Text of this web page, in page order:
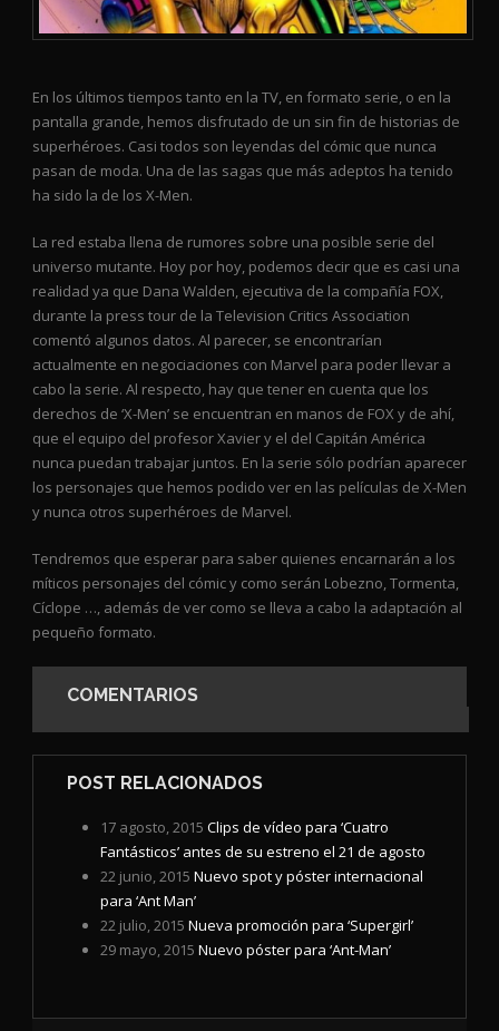
En los últimos tiempos tanto en la TV, en formato serie, o en la
pantalla grande, hemos disfrutado de un sin fin de historias de
superhéroes. Casi todos son leyendas del cómic que nunca
pasan de moda. Una de las sagas que más adeptos ha tenido
ha sido la de los X-Men.
La red estaba llena de rumores sobre una posible serie del
universo mutante. Hoy por hoy, podemos decir que es casi una
realidad ya que Dana Walden, ejecutiva de la compañía FOX,
durante la press tour de la Television Critics Association
comentó algunos datos. Al parecer, se encontrarían
actualmente en negociaciones con Marvel para poder llevar a
cabo la serie. Al respecto, hay que tener en cuenta que los
derechos de ‘X-Men’ se encuentran en manos de FOX y de ahí,
que el equipo del profesor Xavier y el del Capitán América
nunca puedan trabajar juntos. En la serie sólo podrían aparecer
los personajes que hemos podido ver en las películas de X-Men
y nunca otros superhéroes de Marvel.
Tendremos que esperar para saber quienes encarnarán a los
míticos personajes del cómic y como serán Lobezno, Tormenta,
Cíclope …, además de ver como se lleva a cabo la adaptación al
pequeño formato.
COMENTARIOS
POST RELACIONADOS
17 agosto, 2015 Clips de vídeo para ‘Cuatro
Fantásticos’ antes de su estreno el 21 de agosto
22 junio, 2015 Nuevo spot y póster internacional
para ‘Ant Man’
22 julio, 2015 Nueva promoción para ‘Supergirl’
29 mayo, 2015 Nuevo póster para ‘Ant-Man’